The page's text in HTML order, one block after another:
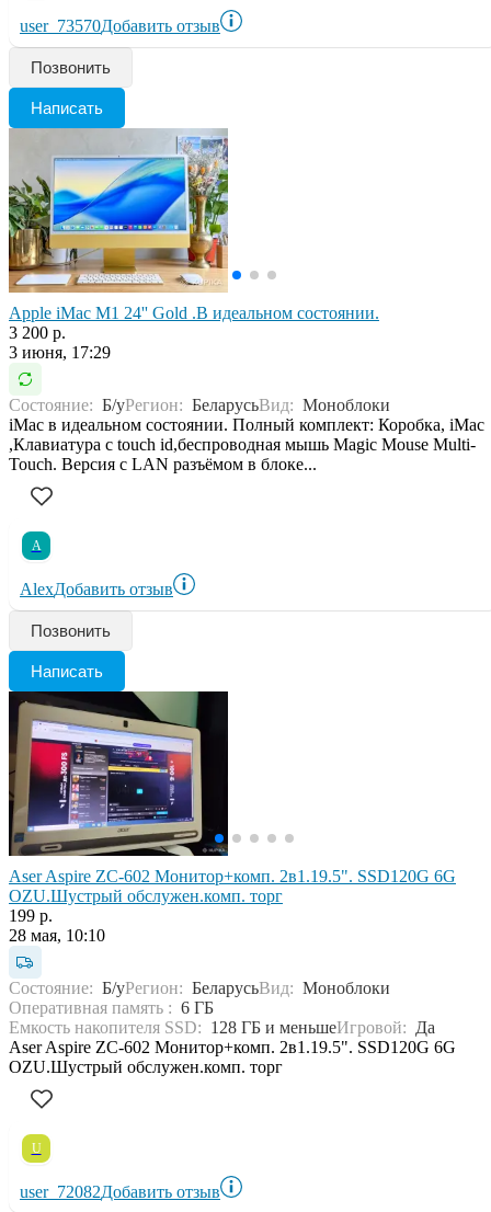
user_73570Добавить отзыв
Позвонить
Написать
Apple iMac M1 24'' Gold .В идеальном состоянии.
3 200 р.
3 июня, 17:29
Состояние: Б/уРегион: БеларусьВид: Моноблоки
iMac в идеальном состоянии. Полный комплект: Коробка, iMac
,Клавиатура с touch id,беспроводная мышь Magic Mouse Multi-
Touch. Версия с LAN разъёмом в блоке...
A
AlexДобавить отзыв
Позвонить
Написать
Aser Aspire ZC-602 Монитор+комп. 2в1.19.5". SSD120G 6G
OZU.Шустрый обслужен.комп. торг
199 р.
28 мая, 10:10
Состояние: Б/уРегион: БеларусьВид: Моноблоки
Оперативная память : 6 ГБ
Емкость накопителя SSD: 128 ГБ и меньшеИгровой: Да
Aser Aspire ZC-602 Монитор+комп. 2в1.19.5". SSD120G 6G
OZU.Шустрый обслужен.комп. торг
U
user_72082Добавить отзыв